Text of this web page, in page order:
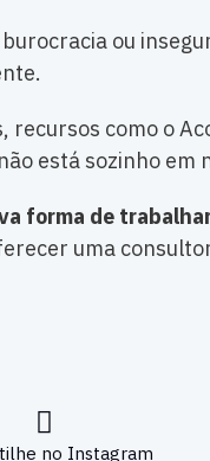
ou
como o
está sozinho em
forma de
uma
no Instagram